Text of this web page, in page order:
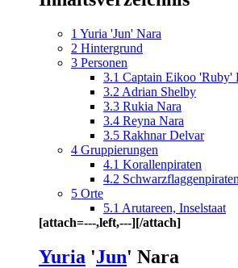
1 Yuria 'Jun' Nara
2 Hintergrund
3 Personen
3.1 Captain Eikoo 'Ruby'
3.2 Adrian Shelby
3.3 Rukia Nara
3.4 Reyna Nara
3.5 Rakhnar Delvar
4 Gruppierungen
4.1 Korallenpiraten
4.2 Schwarzflaggenpiraten
5 Orte
5.1 Arutareen, Inselstaat
[attach=---,left,---][/attach]
Yuria 'Jun' Nara